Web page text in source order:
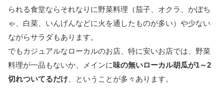
られる食堂ならそれなりに野菜料理（茄子、オクラ、かぼち
ゃ、白菜、いんげんなどに火を通したものが多い）や少ない
ながらサラダもあります。
でもカジュアルなローカルのお店、特に安いお店では、野菜
料理が一品もないか、メインに味の無いローカル胡瓜が1～2
切れついてるだけ 、ということが多々あります。